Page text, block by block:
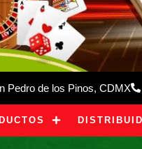
Pedro de los Pinos, CDMX